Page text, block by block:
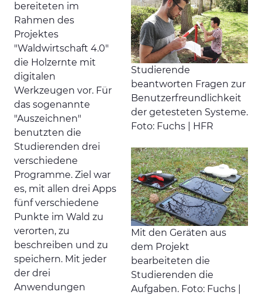
Studierende
beantworten Fragen zur
Benutzerfreundlichkeit
der getesteten Systeme.
Foto: Fuchs | HFR
Mit den Geräten aus
dem Projekt
bearbeiteten die
Studierenden die
Aufgaben. Foto: Fuchs |
bereiteten im
Rahmen des
Projektes
"Waldwirtschaft 4.0"
die Holzernte mit
digitalen
Werkzeugen vor. Für
das sogenannte
"Auszeichnen"
benutzten die
Studierenden drei
verschiedene
Programme. Ziel war
es, mit allen drei Apps
fünf verschiedene
Punkte im Wald zu
verorten, zu
beschreiben und zu
speichern. Mit jeder
der drei
Anwendungen